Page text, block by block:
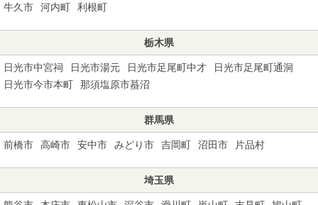
牛久市 河内町 利根町
栃木県
日光市中宮祠 日光市湯元 日光市足尾町中才
日光市足尾町通洞
日光市今市本町
那須塩原市蟇沼
群馬県
前橋市 高崎市 安中市 みどり市 吉岡町 沼田市 片品村
埼玉県